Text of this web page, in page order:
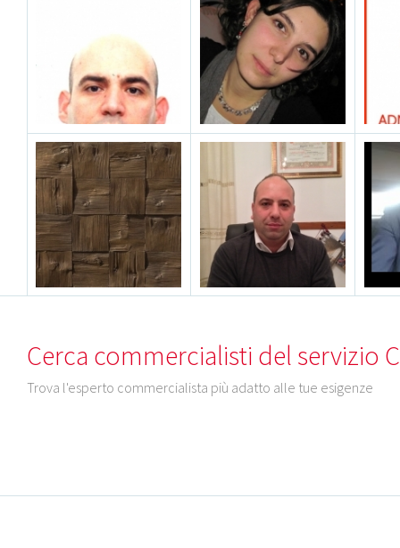
Cerca commercialisti del servizio
Trova l'esperto commercialista più adatto alle tue esigenze